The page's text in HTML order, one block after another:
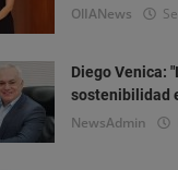
OlIANews
Diego Venica:
sostenibilidad
NewsAdmin